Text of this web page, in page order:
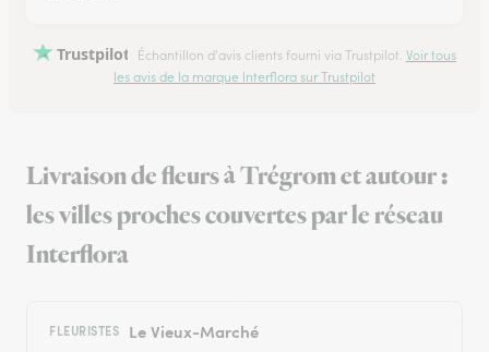
Trustpilot Échantillon d'avis clients fourni via Trustpilot. Voir tous
les avis de la marque Interflora sur Trustpilot
Livraison de fleurs à Trégrom et autour :
les villes proches couvertes par le réseau
Interflora
FLEURISTES Le Vieux-Marché